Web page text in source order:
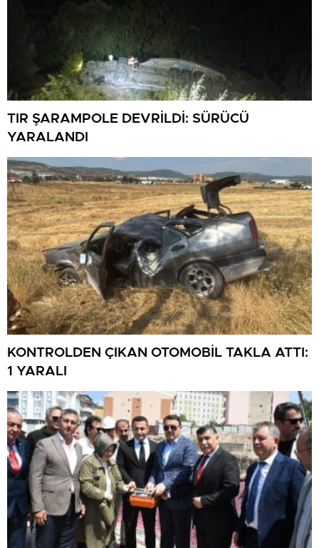
TIR ŞARAMPOLE DEVRİLDİ: SÜRÜCÜ
YARALANDI
KONTROLDEN ÇIKAN OTOMOBİL TAKLA ATTI:
1 YARALI